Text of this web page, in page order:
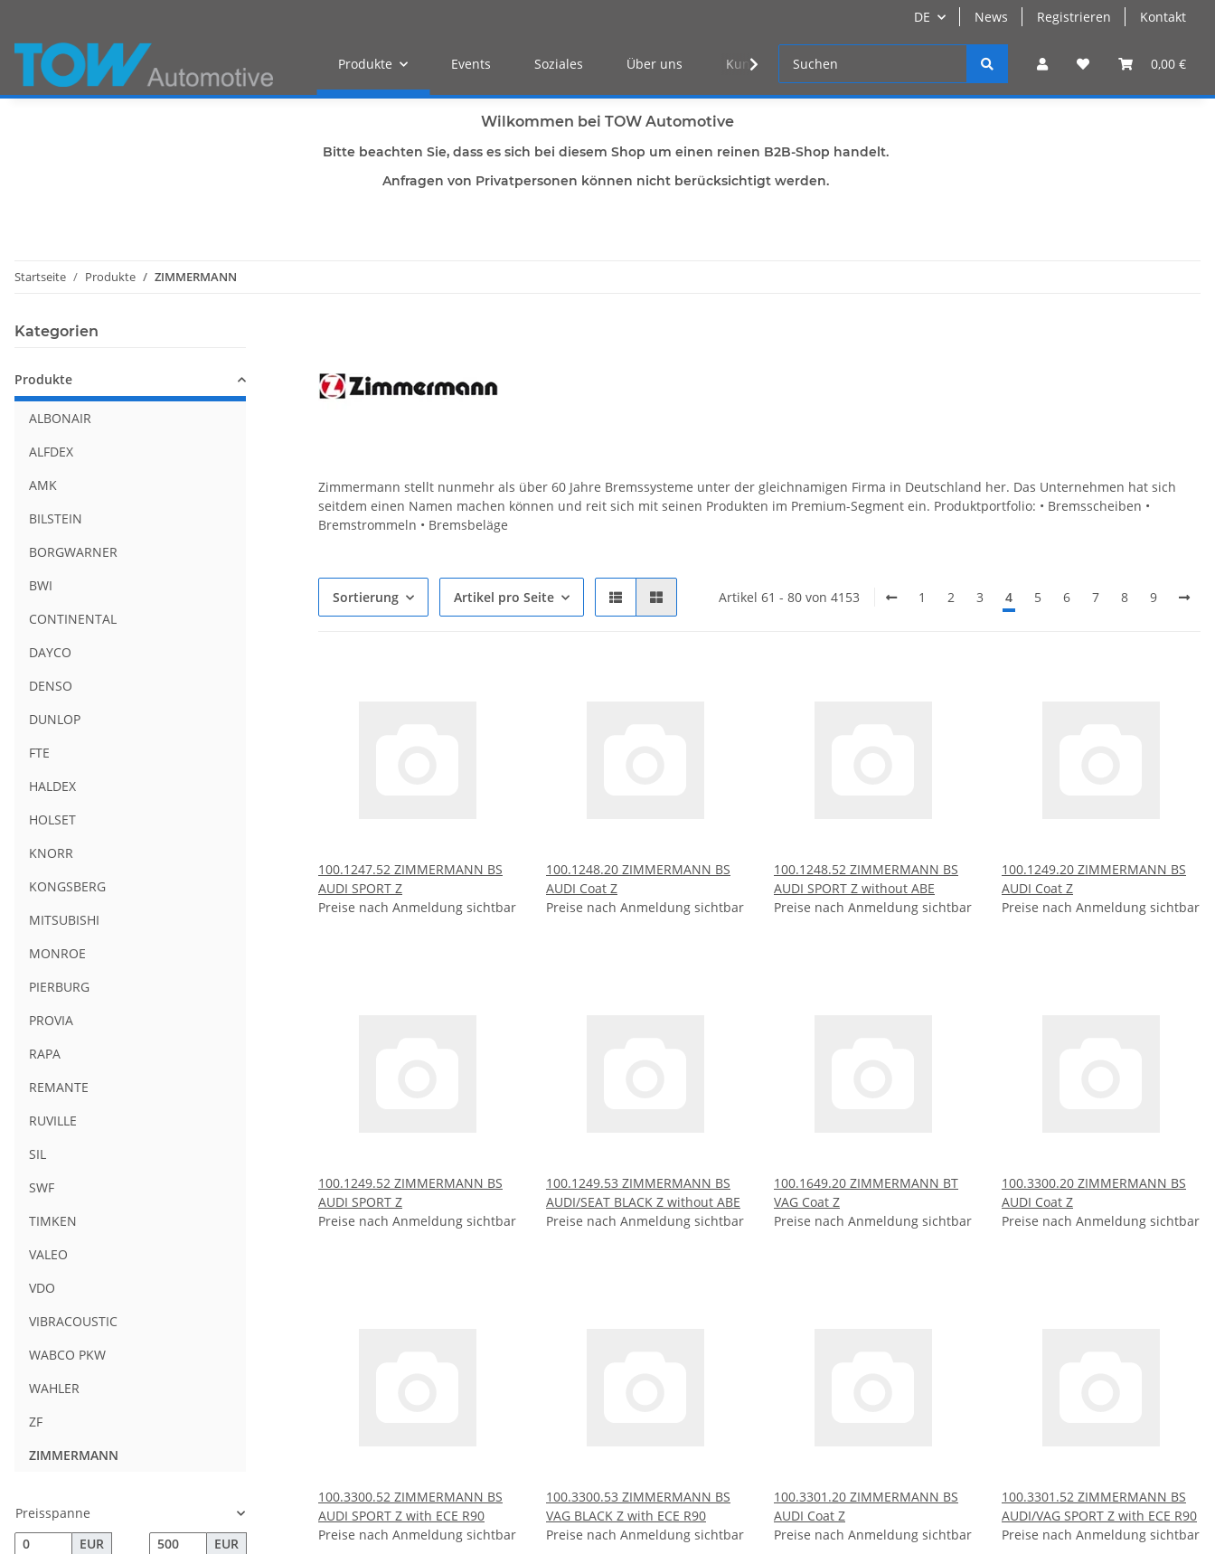
DE News Registrieren Kontakt
0,00 €
Produkte Events Soziales Über uns Kunden Log-in
Wilkommen bei TOW Automotive
Bitte beachten Sie, dass es sich bei diesem Shop um einen reinen B2B-Shop handelt.
Anfragen von Privatpersonen können nicht berücksichtigt werden.
Startseite Produkte ZIMMERMANN
Zimmermann stellt nunmehr als über 60 Jahre Bremssysteme unter der gleichnamigen Firma in Deutschland her. Das Unternehmen hat sich
seitdem einen Namen machen können und reit sich mit seinen Produkten im Premium-Segment ein. Produktportfolio: • Bremsscheiben •
Bremstrommeln • Bremsbeläge
Sortierung Artikel pro Seite Artikel 61 - 80 von 4153 1 2 3 4 5 6 7 8 9
100.1247.52 ZIMMERMANN BS
AUDI SPORT Z
Preise nach Anmeldung sichtbar
100.1248.20 ZIMMERMANN BS
AUDI Coat Z
Preise nach Anmeldung sichtbar
100.1248.52 ZIMMERMANN BS
AUDI SPORT Z without ABE
Preise nach Anmeldung sichtbar
100.1249.20 ZIMMERMANN BS
AUDI Coat Z
Preise nach Anmeldung sichtbar
100.1249.52 ZIMMERMANN BS
AUDI SPORT Z
Preise nach Anmeldung sichtbar
100.1249.53 ZIMMERMANN BS
AUDI/SEAT BLACK Z without ABE
Preise nach Anmeldung sichtbar
100.1649.20 ZIMMERMANN BT
VAG Coat Z
Preise nach Anmeldung sichtbar
100.3300.20 ZIMMERMANN BS
AUDI Coat Z
Preise nach Anmeldung sichtbar
100.3300.52 ZIMMERMANN BS
AUDI SPORT Z with ECE R90
Preise nach Anmeldung sichtbar
100.3300.53 ZIMMERMANN BS
VAG BLACK Z with ECE R90
Preise nach Anmeldung sichtbar
100.3301.20 ZIMMERMANN BS
AUDI Coat Z
Preise nach Anmeldung sichtbar
100.3301.52 ZIMMERMANN BS
AUDI/VAG SPORT Z with ECE R90
Preise nach Anmeldung sichtbar
Kategorien
Produkte
ALBONAIR
ALFDEX
AMK
BILSTEIN
BORGWARNER
BWI
CONTINENTAL
DAYCO
DENSO
DUNLOP
FTE
HALDEX
HOLSET
KNORR
KONGSBERG
MITSUBISHI
MONROE
PIERBURG
PROVIA
RAPA
REMANTE
RUVILLE
SIL
SWF
TIMKEN
VALEO
VDO
VIBRACOUSTIC
WABCO PKW
WAHLER
ZF
ZIMMERMANN
Preisspanne
EUR
EUR